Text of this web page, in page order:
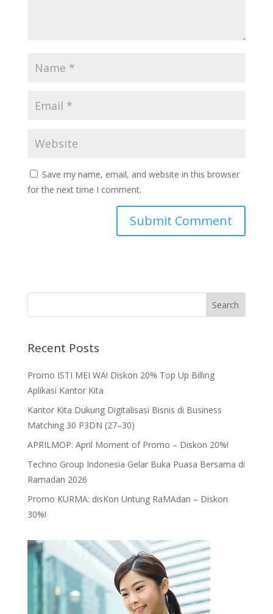
Save my name, email, and website in this browser
for the next time I comment.
Recent Posts
Promo ISTI MEI WA! Diskon 20% Top Up Billing
Aplikasi Kantor Kita
Kantor Kita Dukung Digitalisasi Bisnis di Business
Matching 30 P3DN (27–30)
APRILMOP: April Moment of Promo – Diskon 20%!
Techno Group Indonesia Gelar Buka Puasa Bersama di
Ramadan 2026
Promo KURMA: disKon Untung RaMAdan – Diskon
30%!